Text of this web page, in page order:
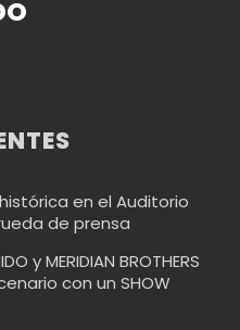
en el Auditorio
de prensa
y MERIDIAN BROTHERS
con un SHOW